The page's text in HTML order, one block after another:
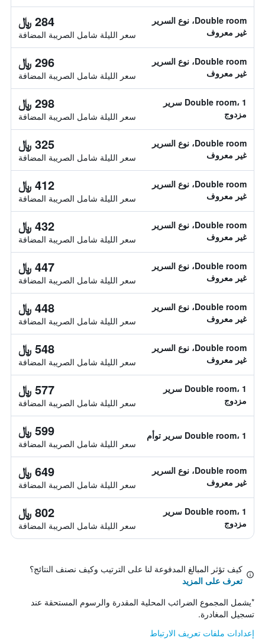
Double room، نوع السرير
غير معروف
284 ﷼
سعر الليلة شامل الصريبة المضافة
Double room، نوع السرير
غير معروف
296 ﷼
سعر الليلة شامل الصريبة المضافة
Double room، 1 سرير
مزدوج
298 ﷼
سعر الليلة شامل الصريبة المضافة
Double room، نوع السرير
غير معروف
325 ﷼
سعر الليلة شامل الصريبة المضافة
Double room، نوع السرير
غير معروف
412 ﷼
سعر الليلة شامل الصريبة المضافة
Double room، نوع السرير
غير معروف
432 ﷼
سعر الليلة شامل الصريبة المضافة
Double room، نوع السرير
غير معروف
447 ﷼
سعر الليلة شامل الصريبة المضافة
Double room، نوع السرير
غير معروف
448 ﷼
سعر الليلة شامل الصريبة المضافة
Double room، نوع السرير
غير معروف
548 ﷼
سعر الليلة شامل الصريبة المضافة
Double room، 1 سرير
مزدوج
577 ﷼
سعر الليلة شامل الصريبة المضافة
Double room، 1 سرير توأم 599 ﷼
سعر الليلة شامل الصريبة المضافة
Double room، نوع السرير
غير معروف
649 ﷼
سعر الليلة شامل الصريبة المضافة
Double room، 1 سرير
مزدوج
802 ﷼
سعر الليلة شامل الصريبة المضافة
كيف تؤثر المبالغ المدفوعة لنا على الترتيب وكيف نصنف النتائج؟
تعرف على المزيد
*يشمل المجموع الضرائب المحلية المقدرة والرسوم المستحقة عند
تسجيل المغادرة.
إعدادات ملفات تعريف الارتباط